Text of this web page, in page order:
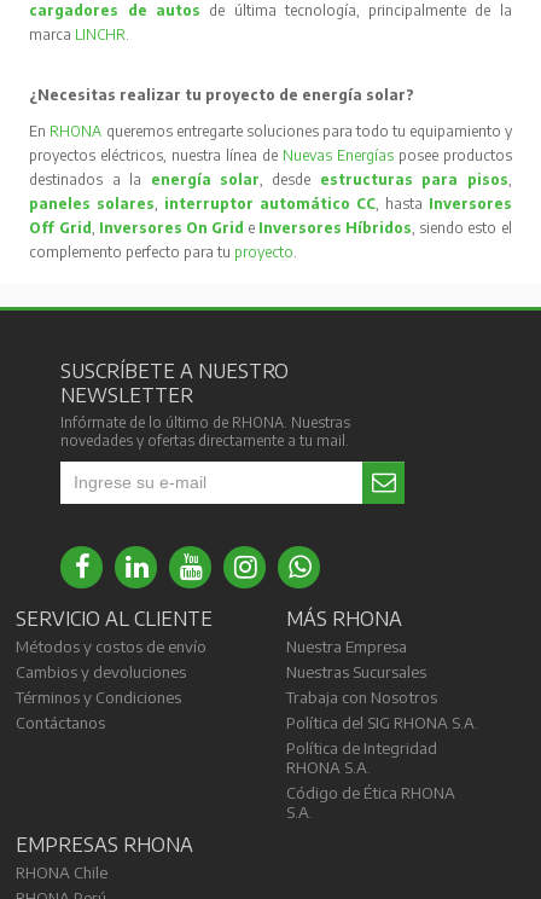
cargadores de autos de última tecnología, principalmente de la
marca LINCHR.
¿Necesitas realizar tu proyecto de energía solar?
En RHONA queremos entregarte soluciones para todo tu equipamiento y
proyectos eléctricos, nuestra línea de Nuevas Energíasposee productos
destinados a la energía solar, desde estructuras para pisos,
paneles solares, interruptor automático CC, hasta Inversores
Off Grid, Inversores On Grid e Inversores Híbridos, siendo esto el
complemento perfecto para tu proyecto.
SUSCRÍBETE A NUESTRO
NEWSLETTER
Infórmate de lo último de RHONA. Nuestras
novedades y ofertas directamente a tu mail.
SERVICIO AL CLIENTE
Métodos y costos de envío
Cambios y devoluciones
Términos y Condiciones
Contáctanos
MÁS RHONA
Nuestra Empresa
Nuestras Sucursales
Trabaja con Nosotros
Política del SIG RHONA S.A.
Política de Integridad
RHONA S.A.
Código de Ética RHONA
S.A.
EMPRESAS RHONA
RHONA Chile